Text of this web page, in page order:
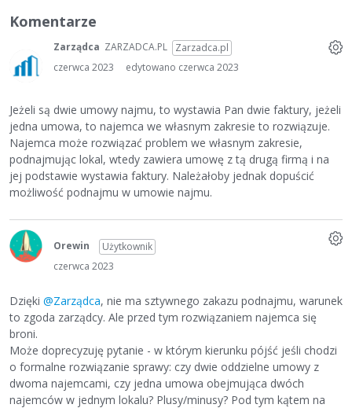
Komentarze
Zarządca Zarzadca.pl
ZARZADCA.PL
czerwca 2023
edytowano czerwca 2023
Jeżeli są dwie umowy najmu, to wystawia Pan dwie faktury, jeżeli
jedna umowa, to najemca we własnym zakresie to rozwiązuje.
Najemca może rozwiązać problem we własnym zakresie,
podnajmując lokal, wtedy zawiera umowę z tą drugą firmą i na
jej podstawie wystawia faktury. Należałoby jednak dopuścić
możliwość podnajmu w umowie najmu.
Orewin
Użytkownik
czerwca 2023
Dzięki @Zarządca, nie ma sztywnego zakazu podnajmu, warunek
to zgoda zarządcy. Ale przed tym rozwiązaniem najemca się
broni.
Może doprecyzuję pytanie - w którym kierunku pójść jeśli chodzi
o formalne rozwiązanie sprawy: czy dwie oddzielne umowy z
dwoma najemcami, czy jedna umowa obejmująca dwóch
najemców w jednym lokalu? Plusy/minusy? Pod tym kątem na